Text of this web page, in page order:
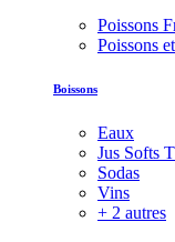
Poissons
Poissons
Boissons
Eaux
Jus Softs
Sodas
Vins
+ 2 autres